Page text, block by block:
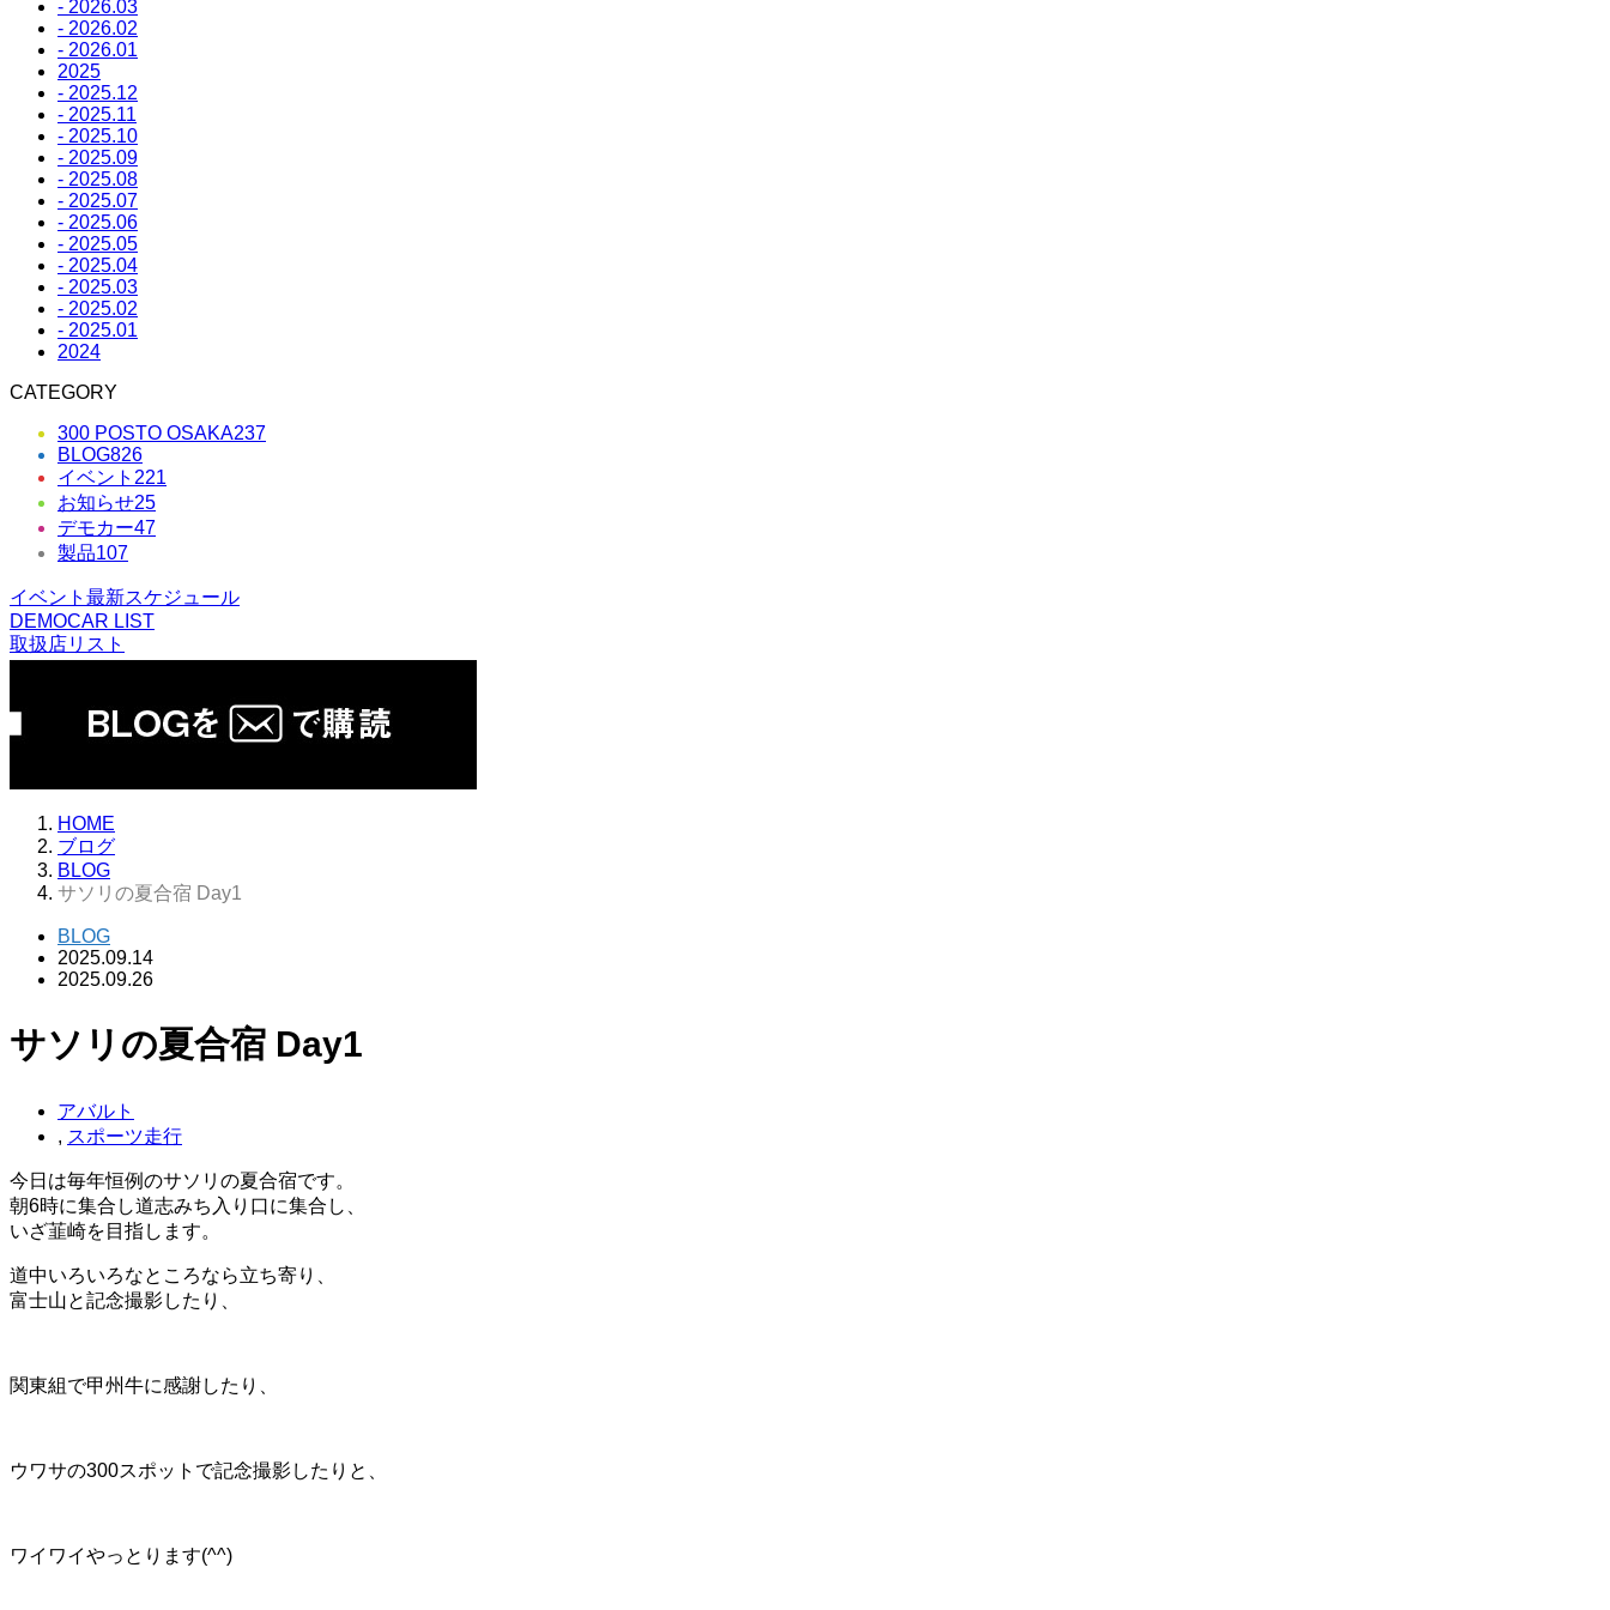
- 2026.03
- 2026.02
- 2026.01
2025
- 2025.12
- 2025.11
- 2025.10
- 2025.09
- 2025.08
- 2025.07
- 2025.06
- 2025.05
- 2025.04
- 2025.03
- 2025.02
- 2025.01
2024
CATEGORY
300 POSTO OSAKA237
BLOG826
イベント 221
お知らせ25
デモカー47
製品107
イベント最新スケジュール
DEMOCAR LIST
取扱店リスト
HOME
ブログ
BLOG
サソリの夏合宿 Day1
BLOG
2025.09.14
2025.09.26
サソリの夏合宿 Day1
アバルト
, スポーツ走行
今日は毎年恒例のサソリの夏合宿です。
朝6時に集合し道志みち入り口に集合し、
いざ韮崎を目指します。
道中いろいろなところなら立ち寄り、
富士山と記念撮影したり、
関東組で甲州牛に感謝したり、
ウワサの300スポットで記念撮影したりと、
ワイワイやっとります(^^)